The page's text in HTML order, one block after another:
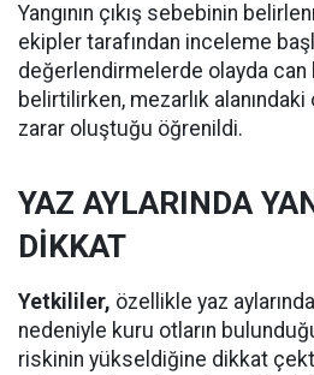
Yangının çıkış sebebinin
ekipler tarafından inceleme
değerlendirmelerde olayda can
belirtilirken, mezarlık
zarar oluştuğu öğrenildi.
YAZ AYLARINDA
DİKKAT
Yetkililer, özellikle yaz
nedeniyle kuru otların
riskinin yükseldiğine dikkat